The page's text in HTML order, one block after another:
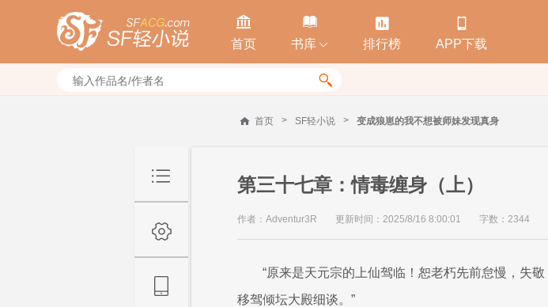

首页

书库 

排行榜

APP下载

首页 > SF轻小说 > 变成狼崽的我不想被师妹发现真身
第三十七章：情毒缠身（上）
作者：Adventur3R 更新时间：2025/8/16 8:00:01 字数：2344
“原来是天元宗的上仙驾临！恕老朽先前怠慢，失
移驾倾坛大殿细谈。”